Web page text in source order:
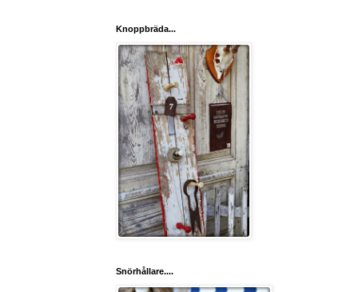
Knoppbräda...
Snörhållare....